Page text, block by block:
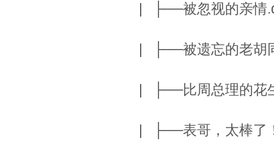
| ├──被忽视的亲情
| ├──被遗忘的老胡
| ├──比周总理的花
| ├──表哥，太棒了